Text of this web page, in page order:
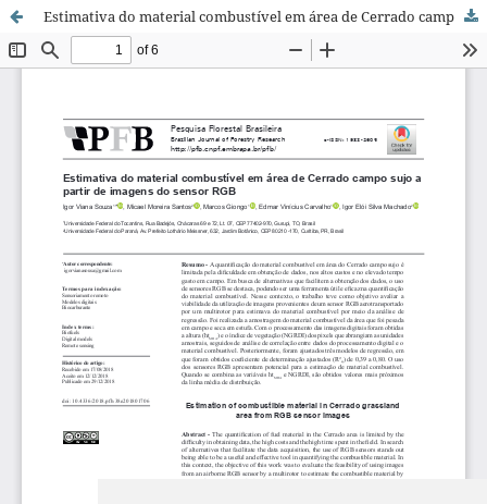
Estimativa do material combustível em área de Cerrado campo sujo a partir de imagens do sensor RGB